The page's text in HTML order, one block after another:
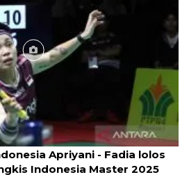
Apriyani - Fadia lolos
Indonesia Master 2025